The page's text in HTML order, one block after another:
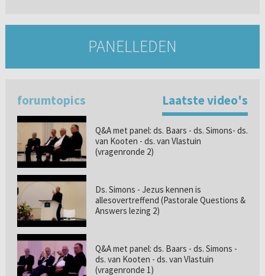
PANELLEDEN
forumtopics Laatste video's
Q&A met panel: ds. Baars - ds. Simons- ds.
van Kooten - ds. van Vlastuin
(vragenronde 2)
Ds. Simons - Jezus kennen is
allesovertreffend (Pastorale Questions &
Answers lezing 2)
Q&A met panel: ds. Baars - ds. Simons -
ds. van Kooten - ds. van Vlastuin
(vragenronde 1)